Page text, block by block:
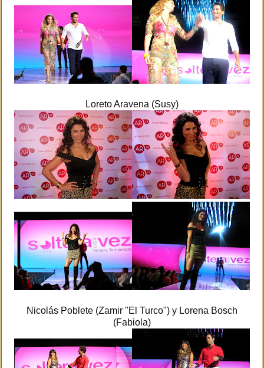
Loreto Aravena (Susy)
Nicolás Poblete (Zamir "El Turco") y Lorena Bosch
(Fabiola)